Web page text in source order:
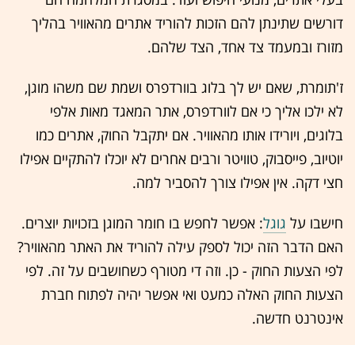
דורשים שתינתן להם הזכות להוריד אתרים מהאוויר בהליך
מזורז ובמעמד צד אחד, הצד שלהם.
ז'תומרת, שאם יש לך בלוג בוורדפרס ושמת שם משהו מוגן,
לא ילכו אליך כי אם לוורדפרס, אתר המאגד מאות אלפי
בלוגים, ויורידו אותו מהאוויר. אם יתקבל החוק, אתרים כמו
יוטיוב, פייסבוק, טוויטר ורבים אחרים לא יוכלו להתקיים אפילו
חצי דקה. אין אפילו צורך להסביר למה.
חישבו על גוגל: אפשר לחפש בו חומר המוגן בזכויות יוצרים.
האם הדבר הזה יכול לספק עילה להוריד את האתר מהאוויר?
לפי הצעות החוק - כן. וזה די מטורף כשחושבים על זה. לפי
הצעות החוק האלה כמעט ואי אפשר יהיה לפתוח חברת
אינטרנט חדשה.